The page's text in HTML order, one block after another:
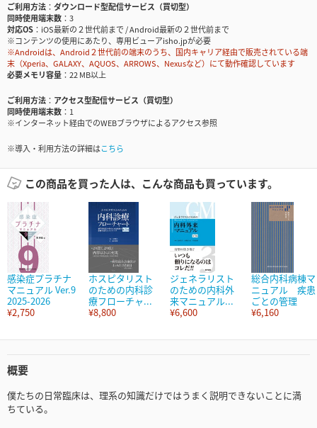
ご利用方法
ダウンロード型配信サービス（買切型）
同時使用端末数
3
対応OS
iOS最新の２世代前まで / Android最新の２世代前まで
※コンテンツの使用にあたり、専用ビューアisho.jpが必要
※Androidは、Android２世代前の端末のうち、国内キャリア経由で販売されている端
末（Xperia、GALAXY、AQUOS、ARROWS、Nexusなど）にて動作確認しています
必要メモリ容量
22 MB以上
ご利用方法
アクセス型配信サービス（買切型）
同時使用端末数
1
※インターネット経由でのWEBブラウザによるアクセス参照
※導入・利用方法の詳細はこちら
この商品を買った人は、こんな商品も買っています。
感染症プラチナ
マニュアル Ver.9
2025-2026
¥2,750
ホスピタリスト
のための内科診
療フローチャ...
¥8,800
ジェネラリスト
のための内科外
来マニュアル...
¥6,600
総合内科病棟マ
ニュアル 疾患
ごとの管理
¥6,160
概要
僕たちの日常臨床は、理系の知識だけではうまく説明できないことに満
ちている。